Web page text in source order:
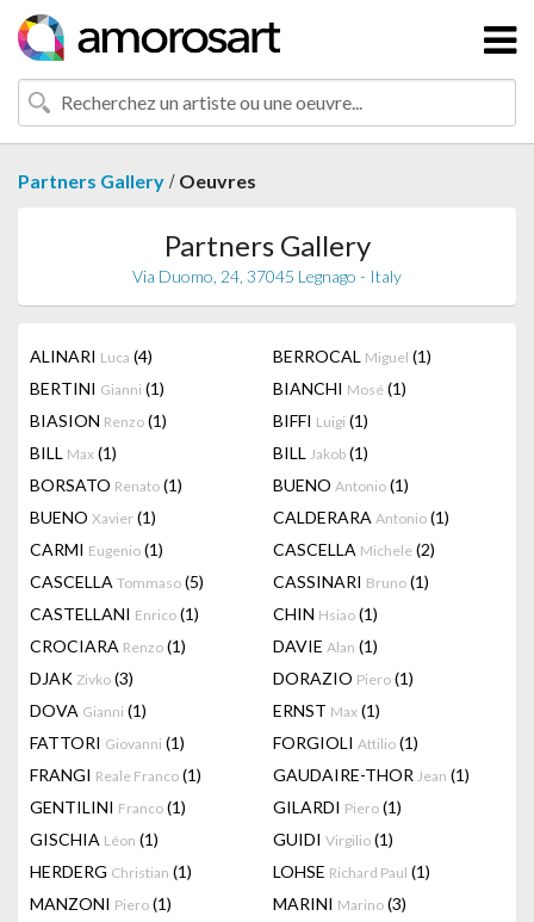
Partners Gallery / Oeuvres
Partners Gallery
Via Duomo, 24, 37045 Legnago - Italy
ALINARI Luca (4) BERROCAL Miguel (1)
BERTINI Gianni (1) BIANCHI Mosé (1)
BIASION Renzo (1) BIFFI Luigi (1)
BILL Max (1) BILL Jakob (1)
BORSATO Renato (1) BUENO Antonio (1)
BUENO Xavier (1) CALDERARA Antonio (1)
CARMI Eugenio (1) CASCELLA Michele (2)
CASCELLA Tommaso (5) CASSINARI Bruno (1)
CASTELLANI Enrico (1) CHIN Hsiao (1)
CROCIARA Renzo (1) DAVIE Alan (1)
DJAK Zivko (3) DORAZIO Piero (1)
DOVA Gianni (1) ERNST Max (1)
FATTORI Giovanni (1) FORGIOLI Attilio (1)
FRANGI Reale Franco (1) GAUDAIRE-THOR Jean (1)
GENTILINI Franco (1) GILARDI Piero (1)
GISCHIA Léon (1) GUIDI Virgilio (1)
HERDERG Christian (1) LOHSE Richard Paul (1)
MANZONI Piero (1) MARINI Marino (3)